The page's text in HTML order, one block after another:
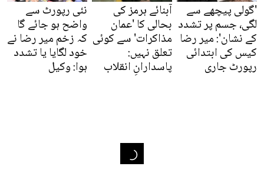
'گولی پیچھے سے
لگی، جسم پر تشدد
کے نشان': میر رضا
کیس کی ابتدائی
رپورٹ جاری
آبنائے ہرمز کی
بحالی کا 'عمان
مذاکرات' سے کوئی
تعلق نہیں:
پاسدارانِ انقلاب
نئی رپورٹ سے
واضح ہو جائے گا
کہ زخم میر رضا نے
خود لگایا یا تشدد
ہوا: وکیل